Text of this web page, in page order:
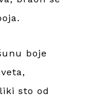
boje
sto od